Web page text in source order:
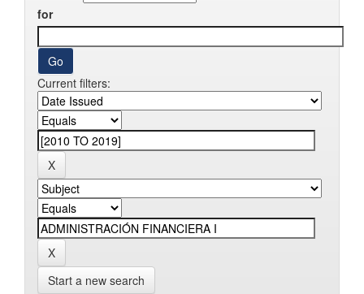
for
Current filters:
Start a new search